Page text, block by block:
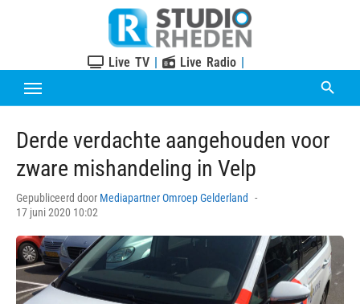
Live TV | Live Radio |
Derde verdachte aangehouden voor
zware mishandeling in Velp
Gepubliceerd door Mediapartner Omroep Gelderland
17 juni 2020 10:02